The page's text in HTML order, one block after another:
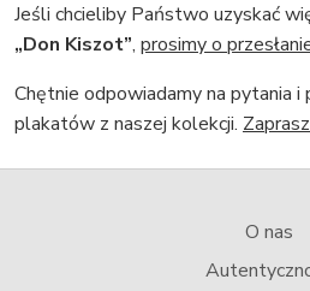
Jeśli chcieliby Państwo uzyskać
„Don Kiszot”, prosimy o
Chętnie odpowiadamy na pytania
plakatów z naszej kolekcji.
O nas